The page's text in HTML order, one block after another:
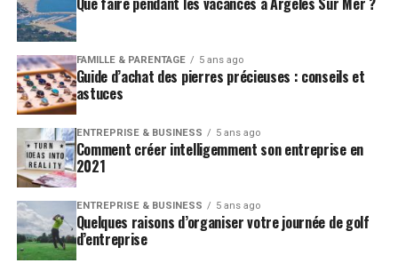
FAMILLE & PARENTAGE 5 ans ago
Guide d’achat des pierres précieuses : conseils et
astuces
ENTREPRISE & BUSINESS 5 ans ago
Comment créer intelligemment son entreprise en
2021
ENTREPRISE & BUSINESS 5 ans ago
Quelques raisons d’organiser votre journée de golf
d’entreprise